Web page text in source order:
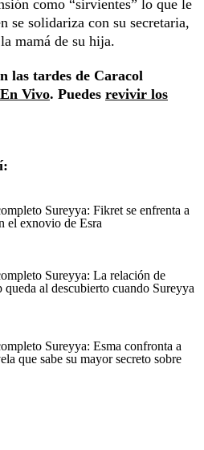
como “sirvientes” lo que le
se solidariza con su secretaria,
mamá de su hija.
las tardes de Caracol
Vivo. Puedes revivir los
Sureyya: Fikret se enfrenta a
el exnovio de Esra
Sureyya: La relación de
queda al descubierto cuando Sureyya
Sureyya: Esma confronta a
que sabe su mayor secreto sobre